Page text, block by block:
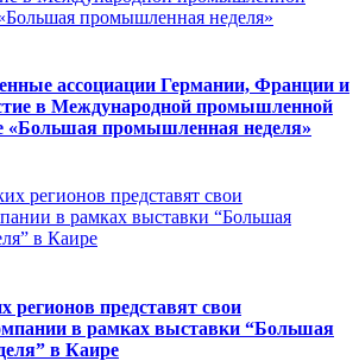
ассоциации Германии, Франции и
в Международной промышленной
«Большая промышленная неделя»
регионов представят свои
в рамках выставки “Большая
в Каире